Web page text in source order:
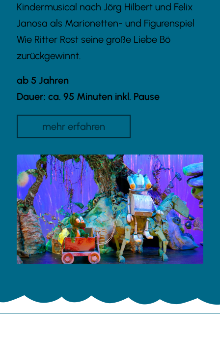
Kindermusical nach Jörg Hilbert und Felix
Janosa als Marionetten- und Figurenspiel
Wie Ritter Rost seine große Liebe Bö
zurückgewinnt.
ab 5 Jahren
Dauer: ca. 95 Minuten inkl. Pause
mehr erfahren